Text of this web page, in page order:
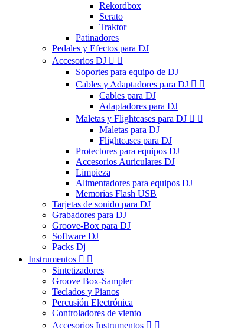
Rekordbox
Serato
Traktor
Patinadores
Pedales y Efectos para DJ
Accesorios DJ  
Soportes para equipo de DJ
Cables y Adaptadores para DJ  
Cables para DJ
Adaptadores para DJ
Maletas y Flightcases para DJ  
Maletas para DJ
Flightcases para DJ
Protectores para equipos DJ
Accesorios Auriculares DJ
Limpieza
Alimentadores para equipos DJ
Memorias Flash USB
Tarjetas de sonido para DJ
Grabadores para DJ
Groove-Box para DJ
Software DJ
Packs Dj
Instrumentos  
Sintetizadores
Groove Box-Sampler
Teclados y Pianos
Percusión Electrónica
Controladores de viento
Accesorios Instrumentos  